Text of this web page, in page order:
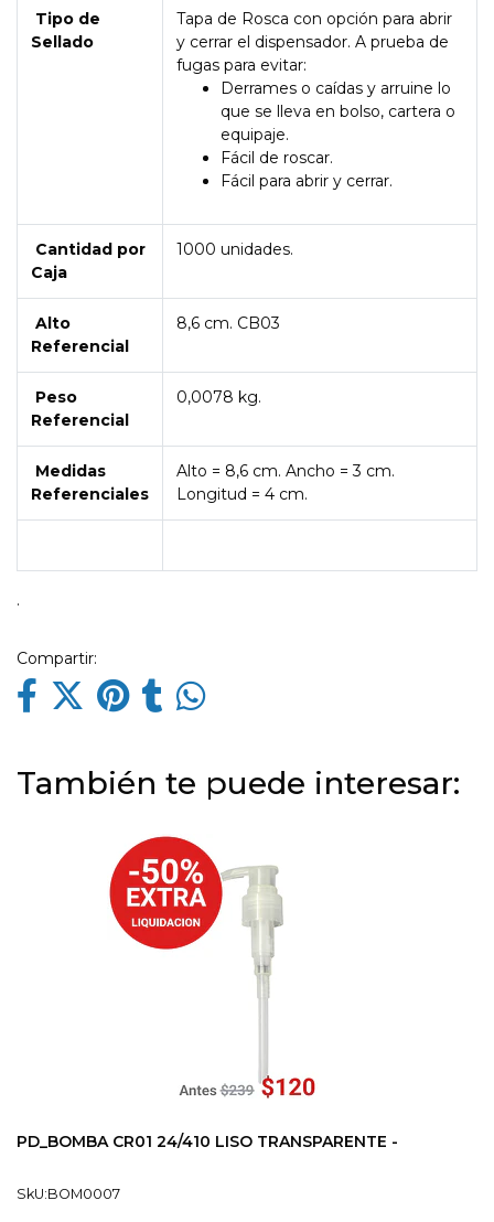
Tipo de
Sellado
Tapa de Rosca con opción para abrir
y cerrar el dispensador. A prueba de
fugas para evitar:
Derrames o caídas y arruine lo
que se lleva en bolso, cartera o
equipaje.
Fácil de roscar.
Fácil para abrir y cerrar.
Cantidad por
Caja
1000 unidades.
Alto
Referencial
8,6 cm. CB03
Peso
Referencial
0,0078 kg.
Medidas
Referenciales
Alto = 8,6 cm. Ancho = 3 cm.
Longitud = 4 cm.
.
Compartir:
También te puede interesar:
PD_BOMBA CR01 24/410 LISO TRANSPARENTE -
SkU:BOM0007